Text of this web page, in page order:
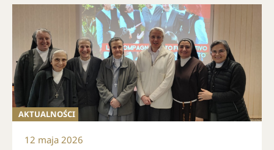
AKTUALNOŚCI
12 maja 2026